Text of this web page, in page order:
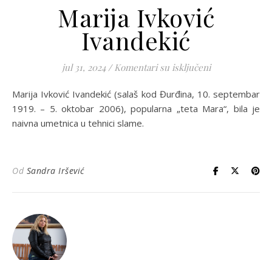
Marija Ivković
Ivandekić
jul 31, 2024 / Komentari su isključenina Marija
Marija Ivković Ivandekić (salaš kod Đurđina, 10. septembar
1919. – 5. oktobar 2006), popularna „teta Mara“, bila je
naivna umetnica u tehnici slame.
Od Sandra Iršević